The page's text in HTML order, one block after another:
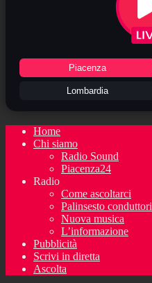
Piacenza
Lombardia
Home
Chi siamo
Radio Sound
Piacenza24
Radio
Come ascoltarci
Palinsesto conduttori
Nuova musica
L’informazione
Pubblicità
Scrivi in diretta
Ascolta